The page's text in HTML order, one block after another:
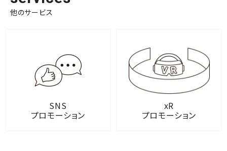
他のサービス
SNS
プロモーション
xR
プロモーション